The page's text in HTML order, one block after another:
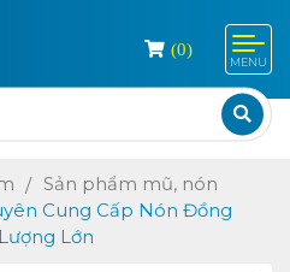
(0)
MENU
Sản phẩm mũ, nón
Cung Cấp Nón Đồng
Lớn